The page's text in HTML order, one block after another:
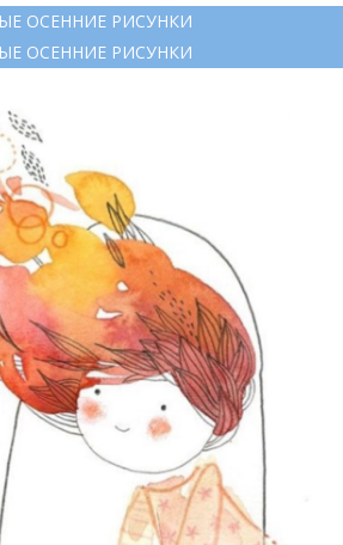
ОСЕННИЕ РИСУНКИ
ОСЕННИЕ РИСУНКИ